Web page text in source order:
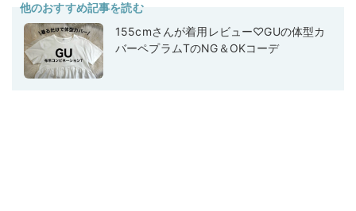
他のおすすめ記事を読む
155cmさんが着用レビュー♡GUの体型カ
バーペプラムTのNG＆OKコーデ